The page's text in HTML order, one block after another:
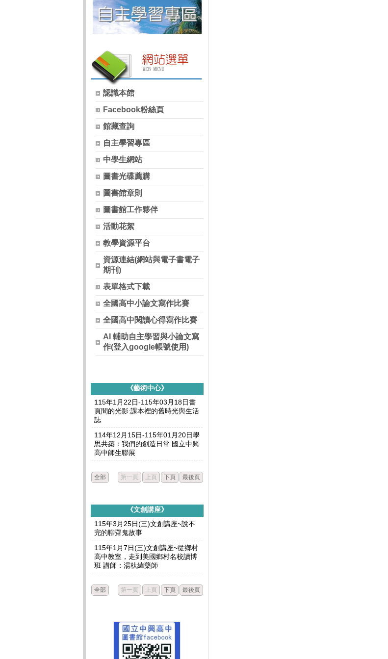
認識本館
Facebook粉絲頁
館藏查詢
自主學習專區
中學生網站
圖書光碟薦購
圖書館章則
圖書館工作夥伴
活動花絮
教學資源平台
資源連結(網站與電子書電子
期刊)
表單格式下載
全國高中小論文寫作比賽
全國高中閱讀心得寫作比賽
AI 輔助自主學習與小論文寫
作(登入google帳號使用)
《藝術中心》
115年1月22日-115年03月18日書
頁間的光影:課本裡的舊時光與生活
誌
114年12月15日-115年01月20日學
思共築：我們的創造日常 國立中興
高中師生聯展
全部 第一頁 上頁 下頁 最後頁
《文創講座》
115年3月25日(三)文創講座~說不
完的聊齋鬼故事
115年1月7日(三)文創講座~從鄉村
高中教室，走到美國鄉村名校讀博
班 講師：湯杕緯藥師
全部 第一頁 上頁 下頁 最後頁